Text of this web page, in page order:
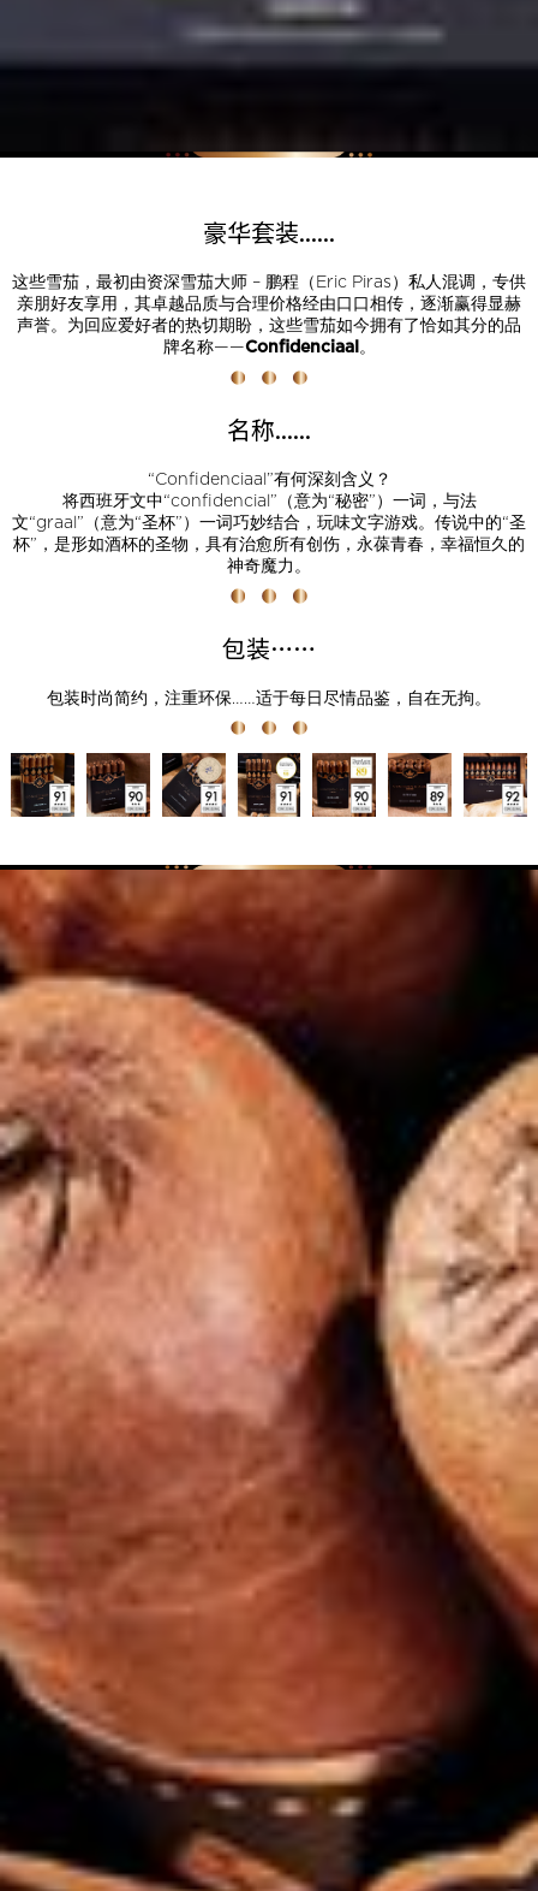
豪华套装......
这些雪茄，最初由资深雪茄大师 – 鹏程（Eric Piras）私人混调，专供
亲朋好友享用，其卓越品质与合理价格经由口口相传，逐渐赢得显赫
声誉。为回应爱好者的热切期盼，这些雪茄如今拥有了恰如其分的品
牌名称——Confidenciaal 。
名称......
“Confidenciaal”有何深刻含义？
将西班牙文中“confidencial”（意为“秘密”）一词，与法
文“graal”（意为“圣杯”）一词巧妙结合，玩味文字游戏。传说中的“圣
杯”，是形如酒杯的圣物，具有治愈所有创伤，永葆青春，幸福恒久的
神奇魔力。
包装……
包装时尚简约，注重环保……适于每日尽情品鉴，自在无拘。